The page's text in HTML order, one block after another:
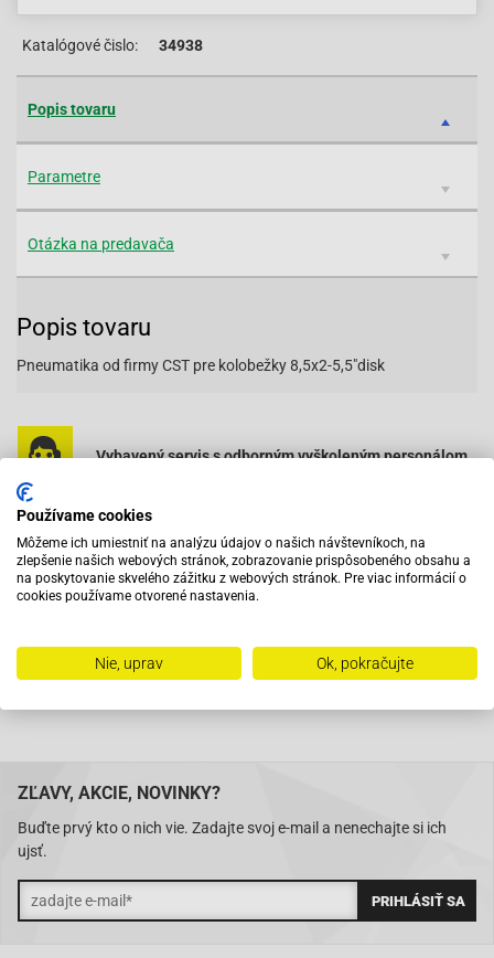
Katalógové čislo: 34938
Popis tovaru
Parametre
Otázka na predavača
Popis tovaru
Pneumatika od firmy CST pre kolobežky 8,5x2-5,5"disk
Vybavený servis s odborným vyškoleným personálom
Pri objednaní do 12:00 tovar zajtra u vás
Na trhu od roku 2007
Skladom 11288 položiek
ZĽAVY, AKCIE, NOVINKY?
Buďte prvý kto o nich vie. Zadajte svoj e-mail a nenechajte si ich
ujsť.
Používame cookies
Môžeme ich umiestniť na analýzu údajov o našich návštevníkoch, na
zlepšenie našich webových stránok, zobrazovanie prispôsobeného obsahu a
na poskytovanie skvelého zážitku z webových stránok. Pre viac informácií o
cookies používame otvorené nastavenia.
Nie, uprav Ok, pokračujte